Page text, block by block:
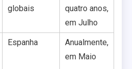
globais
quatro anos,
em Julho
Espanha
Anualmente,
em Maio